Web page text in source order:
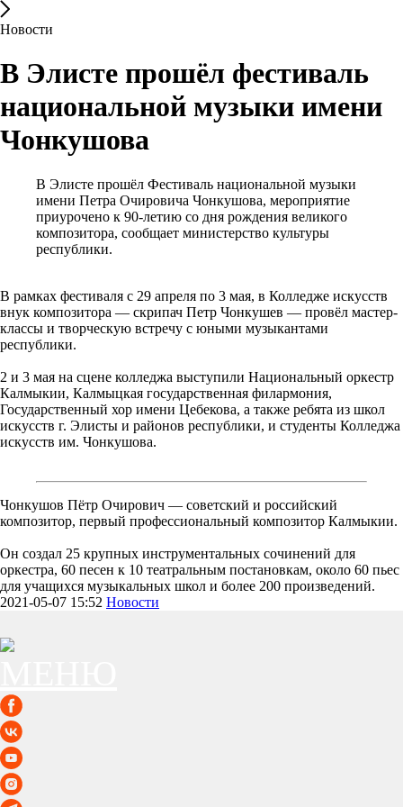
Новости
В Элисте прошёл фестиваль
национальной музыки имени
Чонкушова
В Элисте прошёл Фестиваль национальной музыки
имени Петра Очировича Чонкушова, мероприятие
приурочено к 90-летию со дня рождения великого
композитора, сообщает министерство культуры
республики.
В рамках фестиваля с 29 апреля по 3 мая, в Колледже искусств
внук композитора — скрипач Петр Чонкушев — провёл мастер-
классы и творческую встречу с юными музыкантами
республики.
2 и 3 мая на сцене колледжа выступили Национальный оркестр
Калмыкии, Калмыцкая государственная филармония,
Государственный хор имени Цебекова, а также ребята из школ
искусств г. Элисты и районов республики, и студенты Колледжа
искусств им. Чонкушова.
Чонкушов Пётр Очирович — советский и российский
композитор, первый профессиональный композитор Калмыкии.
Он создал 25 крупных инструментальных сочинений для
оркестра, 60 песен к 10 театральным постановкам, около 60 пьес
для учащихся музыкальных школ и более 200 произведений.
2021-05-07 15:52 Новости